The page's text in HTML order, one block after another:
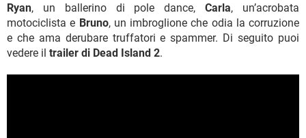
Ryan, un ballerino di pole dance,Carla, un’acrobata
motociclista e Bruno, un imbroglione che odia la corruzione
e che ama derubare truffatori e spammer. Di seguito puoi
vedere il trailer di Dead Island 2.